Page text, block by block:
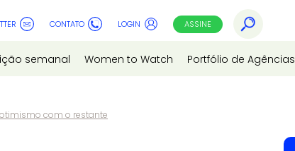
CONTATO LOGIN ASSINE
semanal Women to Watch Portfólio de Agências
com o restante